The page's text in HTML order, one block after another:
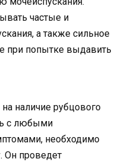
частые и
а также сильное
при попытке выдавить
наличие рубцового
с любыми
необходимо
Он проведет